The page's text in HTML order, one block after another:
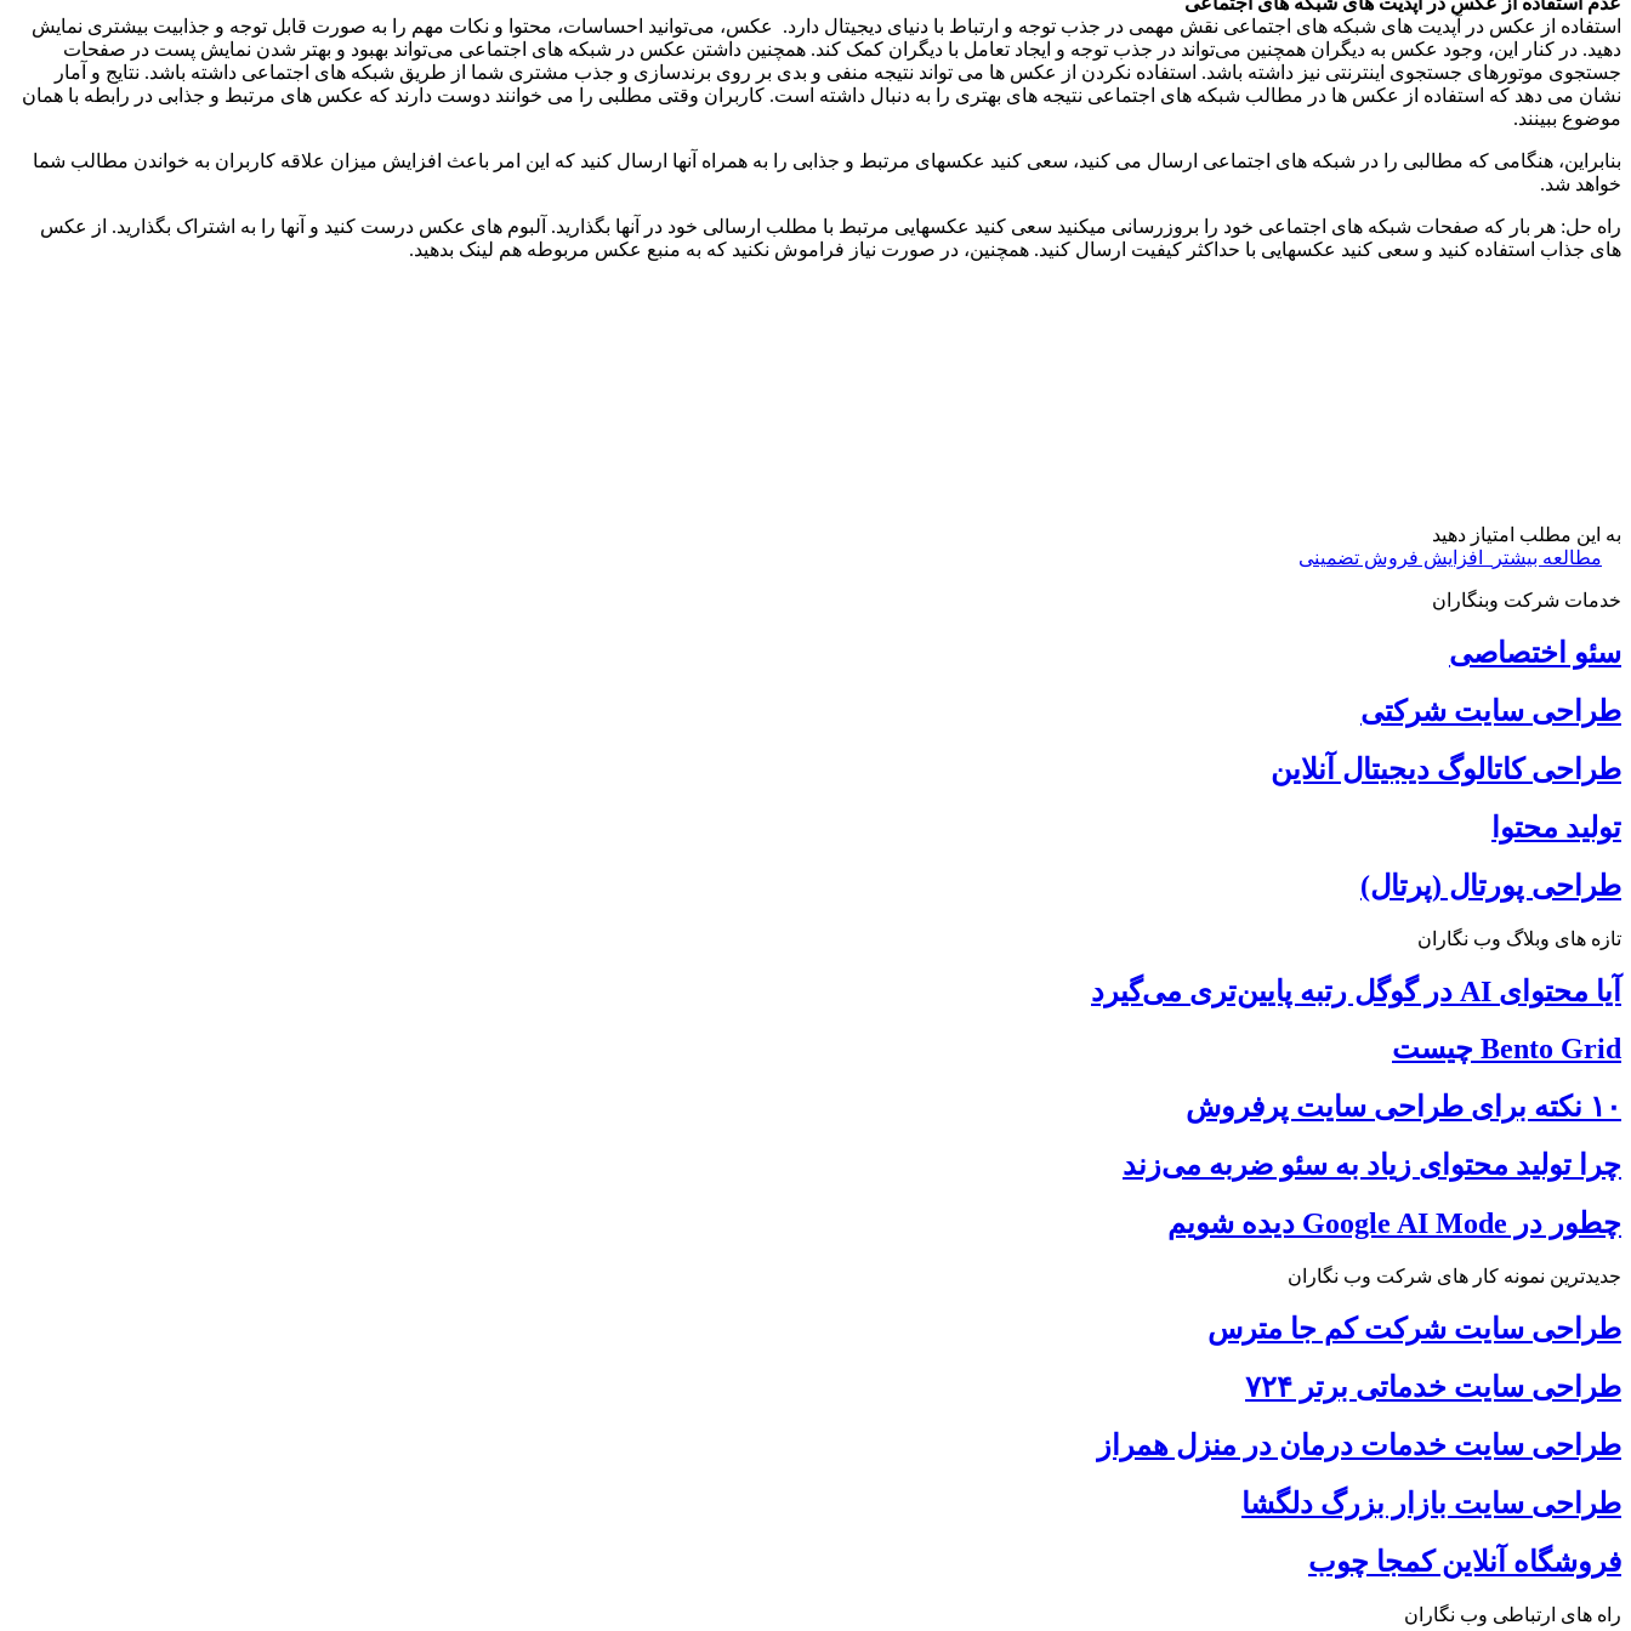
استفاده از عکس در آپدیت های شبکه های اجتماعی نقش مهمی در جذب توجه و ارتباط با دنیای دیجیتال دارد. عکس، می‌توانید احساسات، محتوا و نکات مهم را به صورت قابل توجه و جذابیت بیشتری نمایش
دهید. در کنار این، وجود عکس به دیگران همچنین می‌تواند در جذب توجه و ایجاد تعامل با دیگران کمک کند. همچنین داشتن عکس در شبکه های اجتماعی می‌تواند بهبود و بهتر شدن نمایش پست در صفحات
جستجوی موتورهای جستجوی اینترنتی نیز داشته باشد. استفاده نکردن از عکس ها می تواند نتیجه منفی و بدی بر روی برندسازی و جذب مشتری شما از طریق شبکه های اجتماعی داشته باشد. نتایج و آمار
نشان می دهد که استفاده از عکس ها در مطالب شبکه های اجتماعی نتیجه های بهتری را به دنبال داشته است. کاربران وقتی مطلبی را می خوانند دوست دارند که عکس های مرتبط و جذابی در رابطه با همان
موضوع ببینند.
بنابراین، هنگامی که مطالبی را در شبکه های اجتماعی ارسال می کنید، سعی کنید عکسهای مرتبط و جذابی را به همراه آنها ارسال کنید که این امر باعث افزایش میزان علاقه کاربران به خواندن مطالب شما
خواهد شد.
راه حل: هر بار که صفحات شبکه های اجتماعی خود را بروزرسانی میکنید سعی کنید عکسهایی مرتبط با مطلب ارسالی خود در آنها بگذارید. آلبوم های عکس درست کنید و آنها را به اشتراک بگذارید. از عکس
های جذاب استفاده کنید و سعی کنید عکسهایی با حداکثر کیفیت ارسال کنید. همچنین، در صورت نیاز فراموش نکنید که به منبع عکس مربوطه هم لینک بدهید.
به این مطلب امتیاز دهید
مطالعه بیشتر
افزایش فروش تضمینی
خدمات شرکت وبنگاران
سئو اختصاصی
طراحی سایت شرکتی
طراحی کاتالوگ دیجیتال آنلاین
تولید محتوا
طراحی پورتال (پرتال)
تازه های وبلاگ وب نگاران
آیا محتوای AI در گوگل رتبه پایین‌تری می‌گیرد
Bento Grid چیست
۱۰ نکته برای طراحی سایت پرفروش
چرا تولید محتوای زیاد به سئو ضربه می‌زند
چطور در Google AI Mode دیده شویم
جدیدترین نمونه کار های شرکت وب نگاران
طراحی سایت شرکت کم جا مترس
طراحی سایت خدماتی برتر ۷۲۴
طراحی سایت خدمات درمان در منزل همراز
طراحی سایت بازار بزرگ دلگشا
فروشگاه آنلاین کمجا چوب
راه های ارتباطی وب نگاران